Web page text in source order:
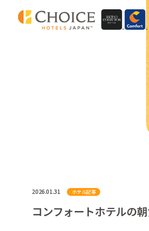
2026.01.31 ホテル記事
コンフォートホテルの